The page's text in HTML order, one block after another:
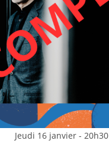
Jeudi 16 janvier - 20h30